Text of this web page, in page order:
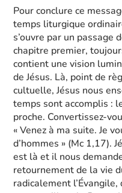
Pour conclure ce
temps liturgique
s’ouvre par un passage
chapitre premier,
contient une vision
de Jésus. Là, point de
cultuelle, Jésus nous
temps sont accomplis :
proche. Convertissez-
« Venez à ma suite. Je
d’hommes » (Mc 1,17).
est là et il nous
retournement de la vie
radicalement